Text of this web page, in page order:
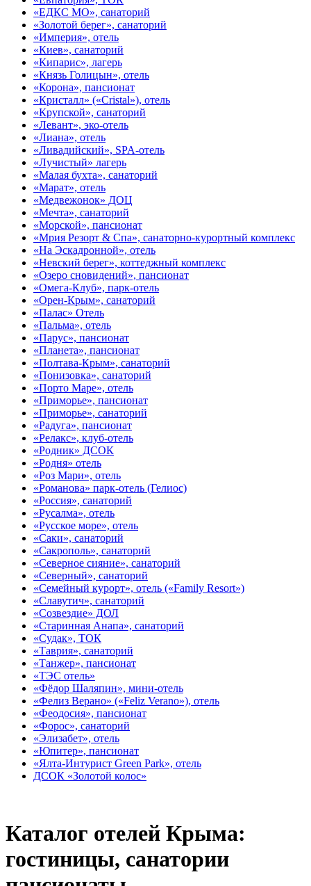
«ЕДКС МО», санаторий
«Золотой берег», санаторий
«Империя», отель
«Киев», санаторий
«Кипарис», лагерь
«Князь Голицын», отель
«Корона», пансионат
«Кристалл» («Cristal»), отель
«Крупской», санаторий
«Левант», эко-отель
«Лиана», отель
«Ливадийский», SPA-отель
«Лучистый» лагерь
«Малая бухта», санаторий
«Марат», отель
«Медвежонок» ДОЦ
«Мечта», санаторий
«Морской», пансионат
«Мрия Резорт & Спа», санаторно-курортный комплекс
«На Эскадронной», отель
«Невский берег», коттеджный комплекс
«Озеро сновидений», пансионат
«Омега-Клуб», парк-отель
«Орен-Крым», санаторий
«Палас» Отель
«Пальма», отель
«Парус», пансионат
«Планета», пансионат
«Полтава-Крым», санаторий
«Понизовка», санаторий
«Порто Маре», отель
«Приморье», пансионат
«Приморье», санаторий
«Радуга», пансионат
«Релакс», клуб-отель
«Родник» ДСОК
«Родня» отель
«Роз Мари», отель
«Романова» парк-отель (Гелиос)
«Россия», санаторий
«Русалма», отель
«Русское море», отель
«Саки», санаторий
«Сакрополь», санаторий
«Северное сияние», санаторий
«Северный», санаторий
«Семейный курорт», отель («Family Resort»)
«Славутич», санаторий
«Созвездие» ДОЛ
«Старинная Анапа», санаторий
«Судак», ТОК
«Таврия», санаторий
«Танжер», пансионат
«ТЭС отель»
«Фёдор Шаляпин», мини-отель
«Фелиз Верано» («Feliz Verano»), отель
«Феодосия», пансионат
«Форос», санаторий
«Элизабет», отель
«Юпитер», пансионат
«Ялта-Интурист Green Park», отель
ДСОК «Золотой колос»
Каталог отелей Крыма:
гостиницы, санатории